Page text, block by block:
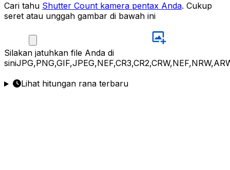
Cari tahu Shutter Count kamera pentax Anda. Cukup
seret atau unggah gambar di bawah ini
Silakan jatuhkan file Anda di
sini
Lihat hitungan rana terbaru